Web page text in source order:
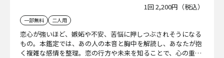
1回 2,200円（税込）
一部無料 二人用
恋心が強いほど、嫉妬や不安、苦悩に押しつぶされそうになる
もの。本鑑定では、あの人の本音と胸中を解読し、あなたが抱
く複雑な感情を整理。恋の行方や未来を知ることで、心の重み